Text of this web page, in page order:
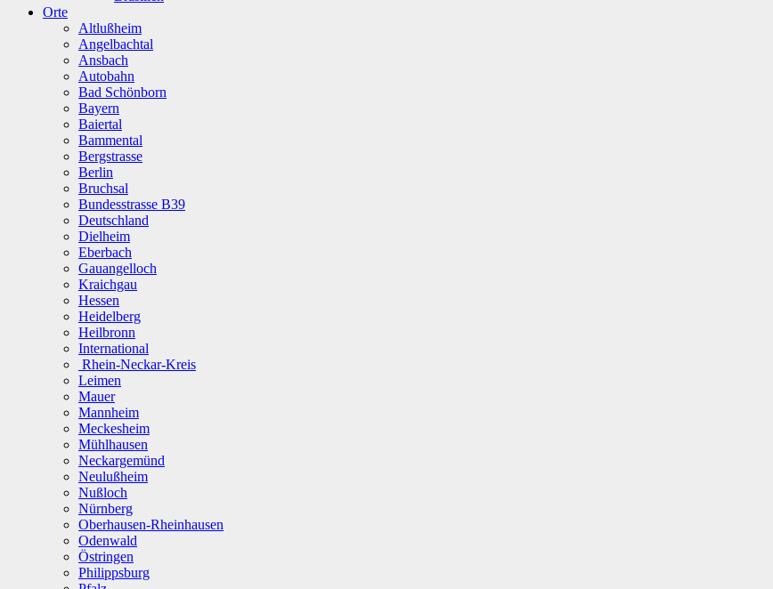
Orte
Altlußheim
Angelbachtal
Ansbach
Autobahn
Bad Schönborn
Bayern
Baiertal
Bammental
Bergstrasse
Berlin
Bruchsal
Bundesstrasse B39
Deutschland
Dielheim
Eberbach
Gauangelloch
Kraichgau
Hessen
Heidelberg
Heilbronn
International
Rhein-Neckar-Kreis
Leimen
Mauer
Mannheim
Meckesheim
Mühlhausen
Neckargemünd
Neulußheim
Nußloch
Nürnberg
Oberhausen-Rheinhausen
Odenwald
Östringen
Philippsburg